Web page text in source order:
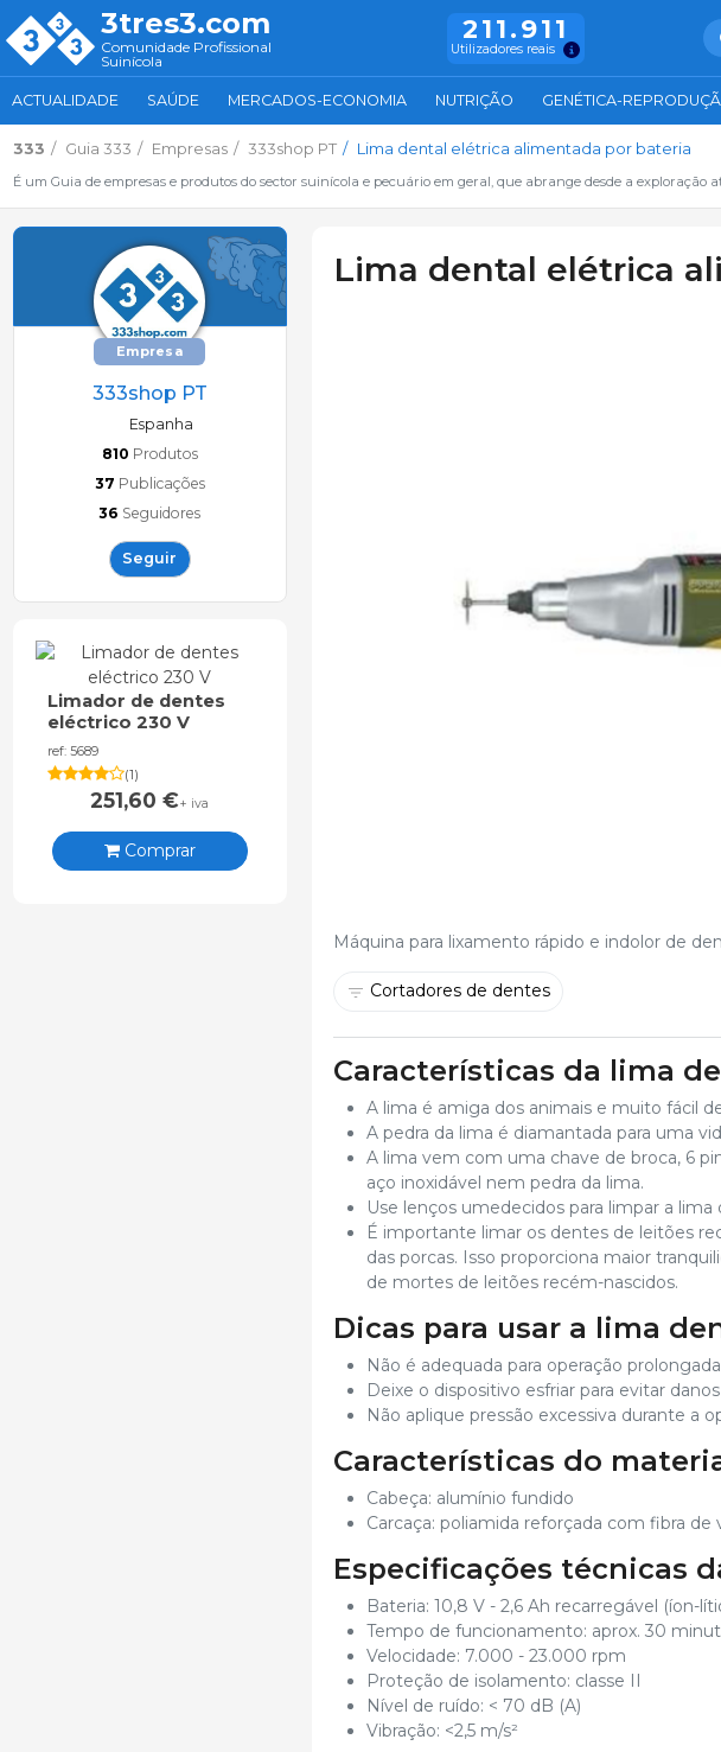
3tres3.com
Comunidade Profissional
Suinícola
211.911
Utilizadores reais
ACTUALIDADE SAÚDE MERCADOS-ECONOMIA NUTRIÇÃO GENÉTICA-
333 Guia 333 Empresas 333shop PT Lima dental elétrica alimentada por bateria
É um Guia de empresas e produtos do sector suinícola e pecuário em geral, que abrange desde a exploração
Empresa
333shop PT
Espanha
810 Produtos
37 Publicações
36 Seguidores
Seguir
Limador de dentes
eléctrico 230 V
ref: 5689
(1)
251,60 €+ iva
Comprar
Lima dental elétrica
Máquina para lixamento rápido e indolor de
Cortadores de dentes
Características da lima
A lima é amiga dos animais e muito fácil
A pedra da lima é diamantada para uma
A lima vem com uma chave de broca, 6
aço inoxidável nem pedra da lima.
Use lenços umedecidos para limpar a lima
É importante limar os dentes de leitões
das porcas. Isso proporciona maior
de mortes de leitões recém-nascidos.
Dicas para usar a lima
Não é adequada para operação prolongada
Deixe o dispositivo esfriar para evitar
Não aplique pressão excessiva durante a
Características do
Cabeça: alumínio fundido
Carcaça: poliamida reforçada com fibra de
Especificações técnicas
Bateria: 10,8 V - 2,6 Ah recarregável (íon-
Tempo de funcionamento: aprox. 30
Velocidade: 7.000 - 23.000 rpm
Proteção de isolamento: classe II
Nível de ruído: < 70 dB (A)
Vibração: <2,5 m/s²